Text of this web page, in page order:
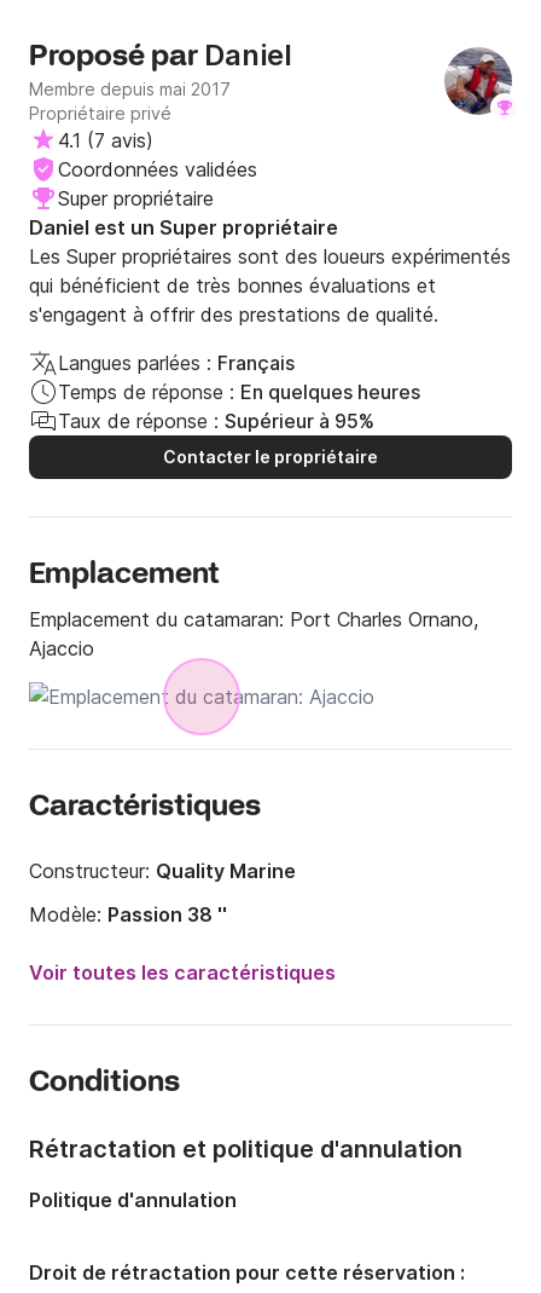
Proposé par Daniel
Membre depuis mai 2017
Propriétaire privé
4.1 (7 avis)
Coordonnées validées
Super propriétaire
Daniel est un Super propriétaire
Les Super propriétaires sont des loueurs expérimentés
qui bénéficient de très bonnes évaluations et
s'engagent à offrir des prestations de qualité.
Langues parlées : Français
Temps de réponse : En quelques heures
Taux de réponse : Supérieur à 95%
Contacter le propriétaire
Emplacement
Emplacement du catamaran: Port Charles Ornano,
Ajaccio
Caractéristiques
Constructeur: Quality Marine
Modèle: Passion 38 ''
Année:
1993 (Rénové en 2024)
Nombre de couchages:
Nombre de salles de bains:
Tirant d'eau:1m
Voir toutes les caractéristiques
Conditions
Rétractation et politique d'annulation
Politique d'annulation
Droit de rétractation pour cette réservation :